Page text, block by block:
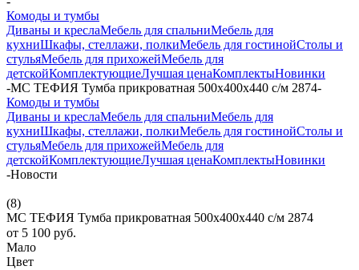
Комоды и тумбы
Диваны и креслаМебель для спальниМебель для
кухниШкафы, стеллажи, полкиМебель для гостинойСтолы и
стульяМебель для прихожейМебель для
детскойКомплектующиеЛучшая ценаКомплектыНовинки
-МС ТЕФИЯ Тумба прикроватная 500х400х440 с/м 2874-
Комоды и тумбы
Диваны и креслаМебель для спальниМебель для
кухниШкафы, стеллажи, полкиМебель для гостинойСтолы и
стульяМебель для прихожейМебель для
детскойКомплектующиеЛучшая ценаКомплектыНовинки
-Новости
(8)
МС ТЕФИЯ Тумба прикроватная 500х400х440 с/м 2874
от 5 100 руб.
Мало
Цвет